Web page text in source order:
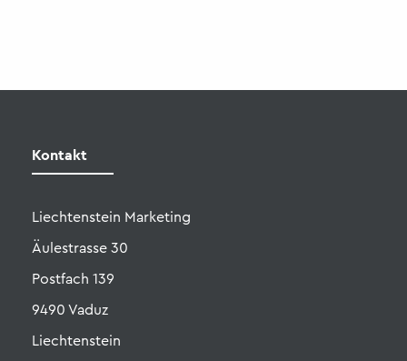
Liechtenstein Marketing
Äulestrasse 30
Postfach 139
9490 Vaduz
Liechtenstein